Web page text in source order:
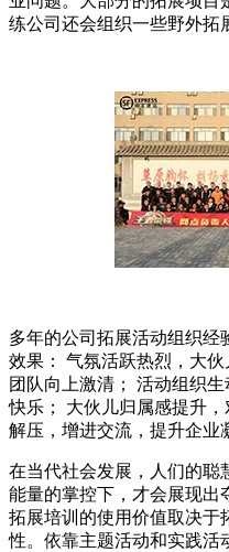
练公司还会组织一些野外拓
多年的公司拓展活动组织经
效果： 气氛活跃热烈，大
团队向上激清； 活动组织
快乐； 大伙儿归属感提升
解压，增进交流，提升企业
在当代社会发展，人们的聪
能量的掌控下，才会展现出
拓展培训的使用价值取决于
性。依靠主题活动和实践活